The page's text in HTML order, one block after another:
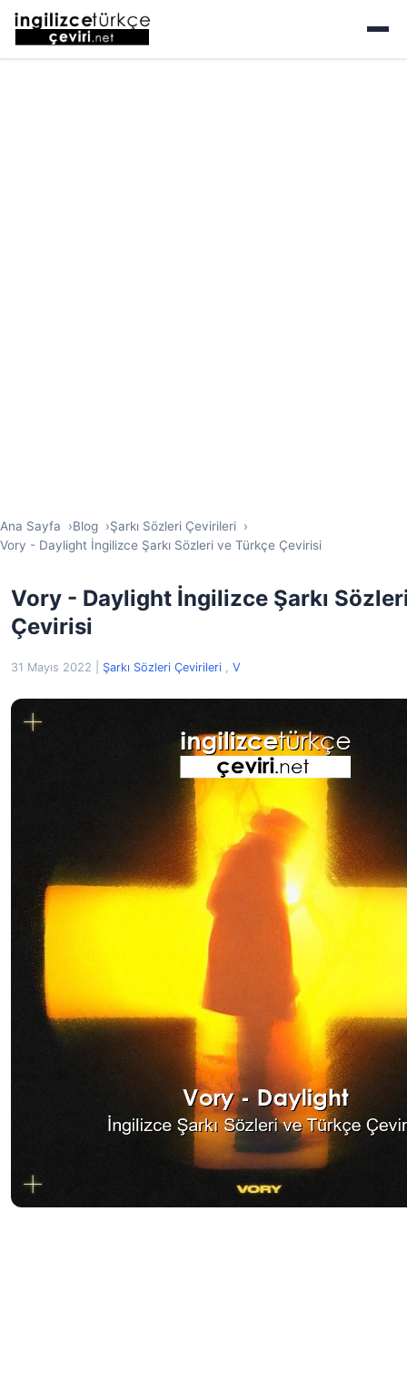
Ana Sayfa Blog
Şarkı Sözleri Çevirileri
Vory - Daylight İngilizce Şarkı Sözleri ve Türkçe Çevirisi
Vory - Daylight İngilizce Şarkı
Çevirisi
31 Mayıs 2022 Şarkı Sözleri Çevirileri , V